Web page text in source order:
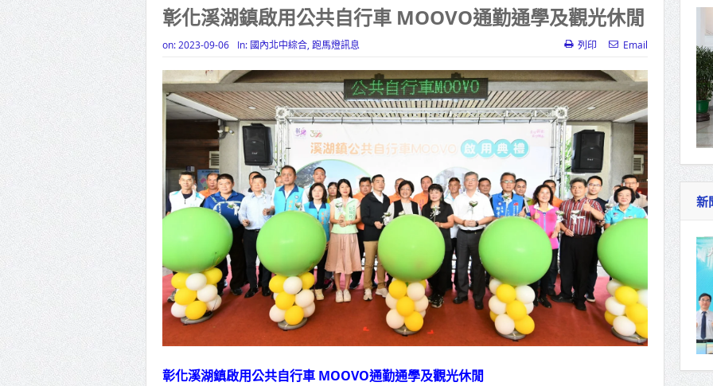
高齡健康產業博覽會8/7盛大登場 新北形象館亮相
打鐵厝北側產業園區產業設施公共動土創造千個就業
高雄「三民運動中心」市長陳其邁、運動部長李洋各
揭幕
高雄東照山關帝廟全國國中小學書法比賽 圓滿落幕
賴清德總統主持將官晉任 期勉精進不對稱戰力
蔣萬安再拋出「倒閣說」 喊推陳其邁組閣
賴總統肯定「金唐獎」得獎者及入圍者 允諾完善支持
彰化溪湖鎮啟用公共自行車 MOOVO通勤通學及觀光休閒
on: 2023-09-06 In: 國內北中綜合 跑馬燈訊息 列印 Email
彰化溪湖鎮啟用公共自行車 MOOVO通勤通學及觀光休閒
新